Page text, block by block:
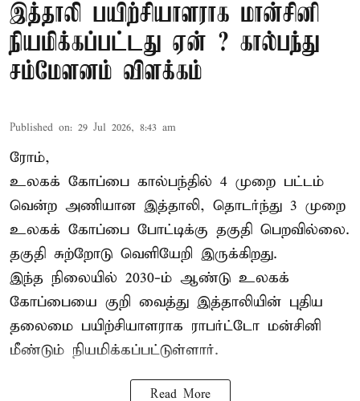
இத்தாலி பயிற்சியாளராக மான்சினி
நியமிக்கப்பட்டது ஏன் ? கால்பந்து
சம்மேளனம் விளக்கம்
Published on: 29 Jul 2026, 8:43 am
ரோம்,
உலகக் கோப்பை கால்பந்தில் 4 முறை பட்டம்
வென்ற அணியான இத்தாலி, தொடர்ந்து 3 முறை
உலகக் கோப்பை போட்டிக்கு தகுதி பெறவில்லை.
தகுதி சுற்றோடு வெளியேறி இருக்கிறது.
இந்த நிலையில் 2030-ம் ஆண்டு உலகக்
கோப்பையை குறி வைத்து இத்தாலியின் புதிய
தலைமை பயிற்சியாளராக ராபர்ட்டோ மன்சினி
மீண்டும் நியமிக்கப்பட்டுள்ளார்.
Read More